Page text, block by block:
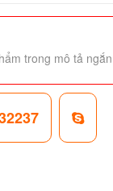
trong mô tả ngắn